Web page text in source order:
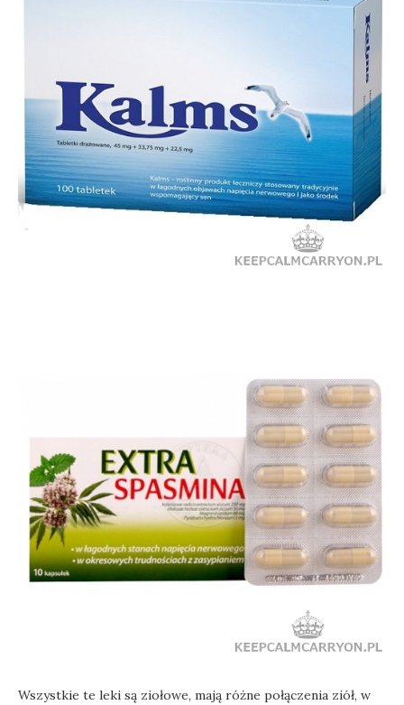
Wszystkie te leki są ziołowe, mają różne połączenia ziół, w